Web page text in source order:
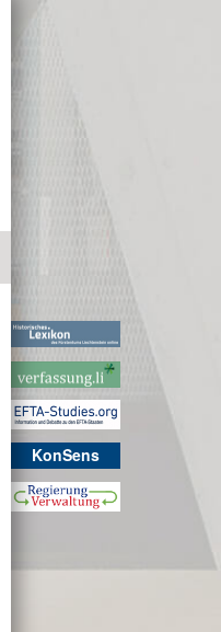
KonSens